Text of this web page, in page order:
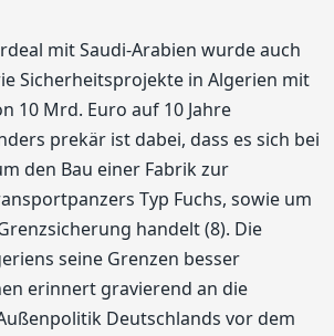
mit Saudi-Arabien wurde auch
Sicherheitsprojekte in Algerien mit
10 Mrd. Euro auf 10 Jahre
prekär ist dabei, dass es sich bei
den Bau einer Fabrik zur
Typ Fuchs, sowie um
handelt (8). Die
seine Grenzen besser
erinnert gravierend an die
Deutschlands vor dem